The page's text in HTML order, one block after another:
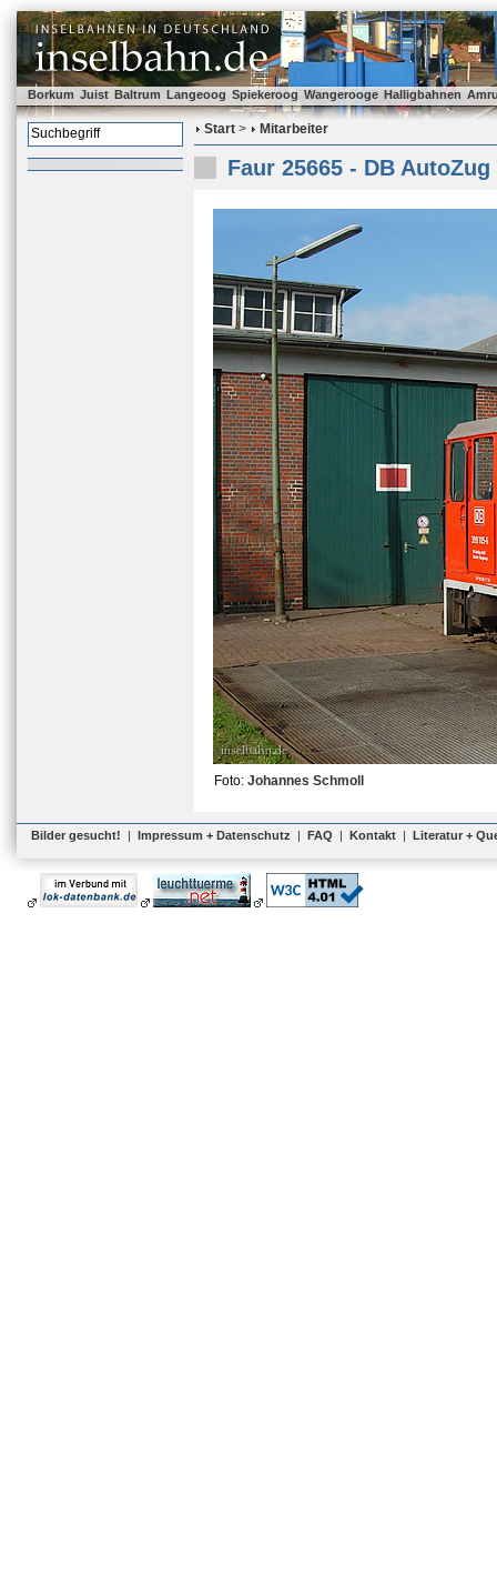
Borkum Juist Baltrum Langeoog Spiekeroog Wangerooge Halligbahnen
Start > Mitarbeiter
Faur 25665 - DB
Foto: Johannes Schmoll
Bilder gesucht! | Impressum + Datenschutz | FAQ | Kontakt | Literatur +